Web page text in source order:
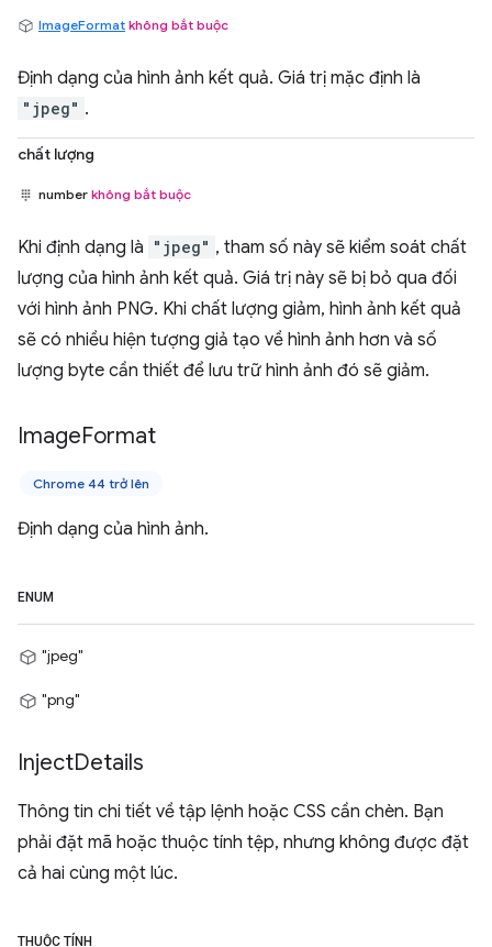
ImageFormat không bắt buộc
Định dạng của hình ảnh kết quả. Giá trị mặc định là
"jpeg" .
chất lượng
number không bắt buộc
Khi định dạng là "jpeg" , tham số này sẽ kiểm soát chất
lượng của hình ảnh kết quả. Giá trị này sẽ bị bỏ qua đối
với hình ảnh PNG. Khi chất lượng giảm, hình ảnh kết quả
sẽ có nhiều hiện tượng giả tạo về hình ảnh hơn và số
lượng byte cần thiết để lưu trữ hình ảnh đó sẽ giảm.
ImageFormat
Chrome 44 trở lên
Định dạng của hình ảnh.
ENUM
"jpeg"
"png"
InjectDetails
Thông tin chi tiết về tập lệnh hoặc CSS cần chèn. Bạn
phải đặt mã hoặc thuộc tính tệp, nhưng không được đặt
cả hai cùng một lúc.
THUỘC TÍNH